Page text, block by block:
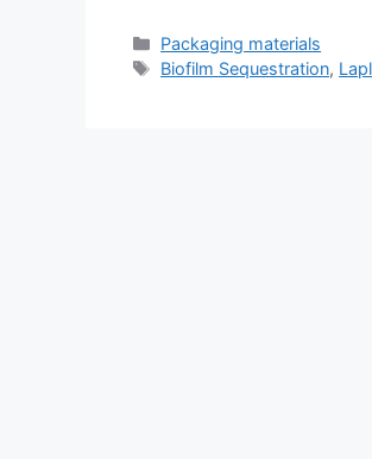
Рубрики
Packaging materials
Метки
Biofilm Sequestration,